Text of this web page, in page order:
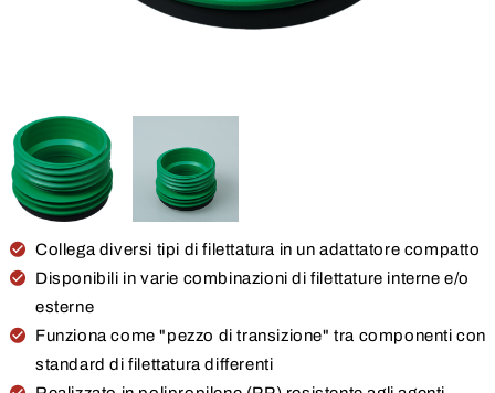
Collega diversi tipi di filettatura in un adattatore compatto
Disponibili in varie combinazioni di filettature interne e/o
esterne
Funziona come "pezzo di transizione" tra componenti con
standard di filettatura differenti